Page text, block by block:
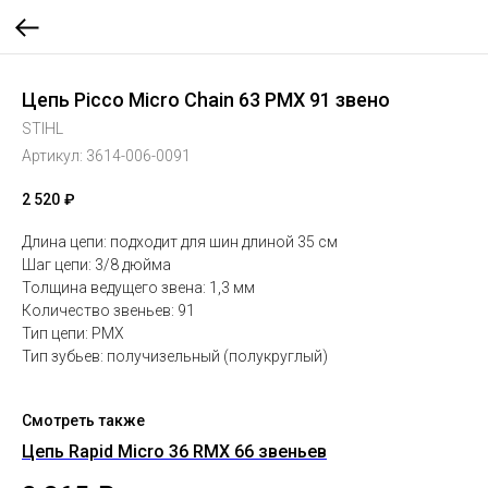
Цепь Picco Micro Chain 63 PMX 91 звено
STIHL
Артикул: 3614-006-0091
2 520 ₽
Длина цепи: подходит для шин длиной 35 см
Шаг цепи: 3/8 дюйма
Толщина ведущего звена: 1,3 мм
Количество звеньев: 91
Тип цепи: PMX
Тип зубьев: получизельный (полукруглый)
Смотреть также
Цепь Rapid Micro 36 RMX 66 звеньев